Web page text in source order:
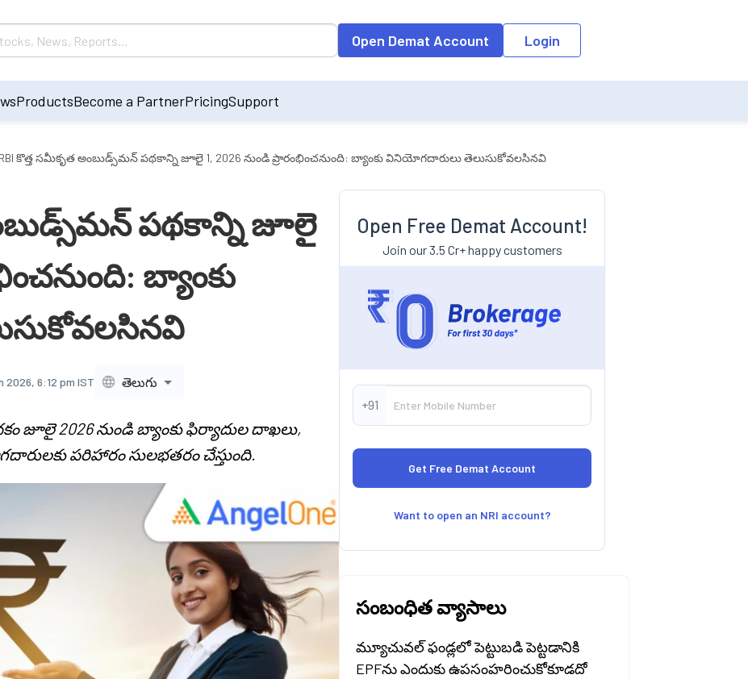
Open Demat Account Login
ProductsBecome a PartnerPricingSupport
RBI కొత్త సమీకృత అంబుడ్స్‌మన్ పథకాన్ని జూలై 1, 2026 నుండి ప్రారంభించనుంది: బ్యాంకు వినియోగదారులు తెలుసుకోవలసినవి
పథకాన్ని జూలై
బ్యాంకు
2026, 6:12 pm IST తెలుగు
జూలై 2026 నుండి బ్యాంకు ఫిర్యాదుల దాఖలు,
పరిహారం సులభతరం చేస్తుంది.
Open Free Demat Account!
Join our 3.5 Cr+ happy customers
+91
Want to open an NRI account?
సంబంధిత వ్యాసాలు
మ్యూచువల్ ఫండ్లలో పెట్టుబడి పెట్టడానికి
EPFను ఎందుకు ఉపసంహరించుకోకూడదో